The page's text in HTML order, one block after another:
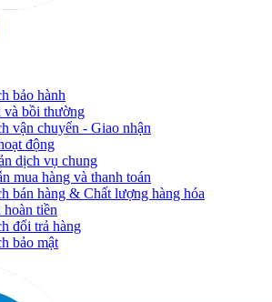
bảo hành
và bồi thường
vận chuyển - Giao nhận
động
dịch vụ chung
mua hàng và thanh toán
bán hàng & Chất lượng hàng hóa
tiền
đổi trả hàng
bảo mật